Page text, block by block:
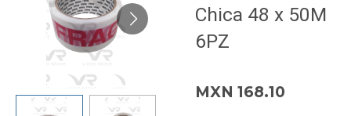
Chica 48 x 50M
6PZ
MXN 168.10